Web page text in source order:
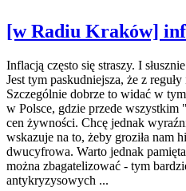
[w Radiu Kraków]
Inflacją często się straszy. I
Jest tym paskudniejsza, że z
Szczególnie dobrze to widać w
w Polsce, gdzie przede
cen żywności. Chcę jednak
wskazuje na to, żeby groziła nam
dwucyfrowa. Warto jednak
można zbagatelizować - tym
antykryzysowych ...